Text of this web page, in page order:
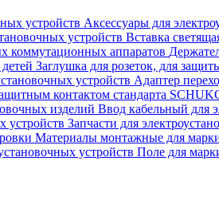
Аксессуары для
Вставка
Заглушка для розеток, для
Адаптер
Ввод кабельный для
Запчасти для
Материалы монтажные для
Поле для